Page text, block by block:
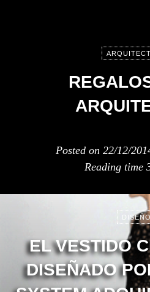
Posted on 22/12/
Reading time
DISEÑO
EL VESTIDO
DISEÑADO